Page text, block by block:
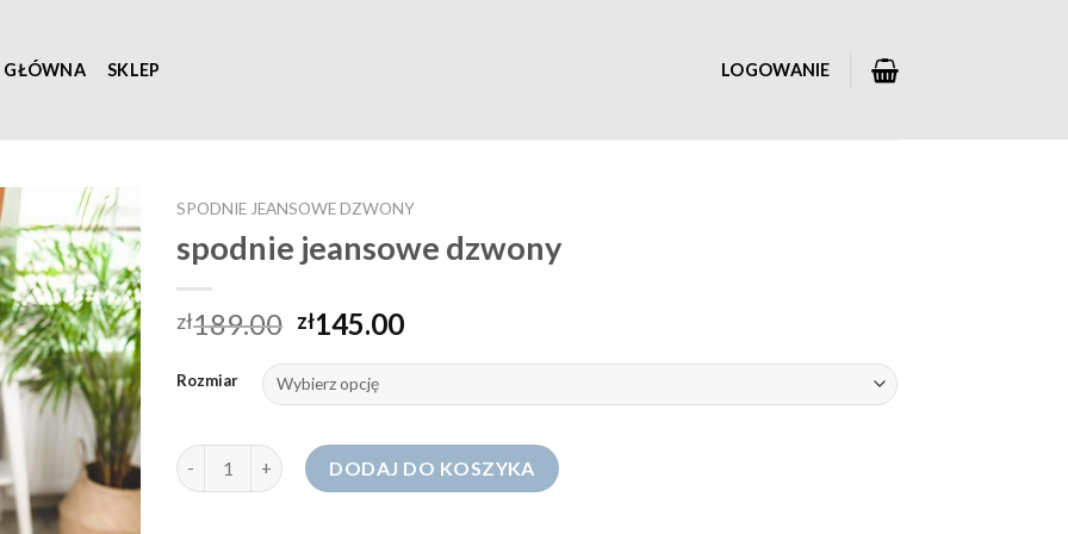
GŁÓWNA SKLEP LOGOWANIE
SPODNIE JEANSOWE DZWONY
spodnie jeansowe dzwony
zł189.00 zł145.00
Rozmiar
ilość spodnie jeansowe dzwonyDODAJ DO KOSZYKA